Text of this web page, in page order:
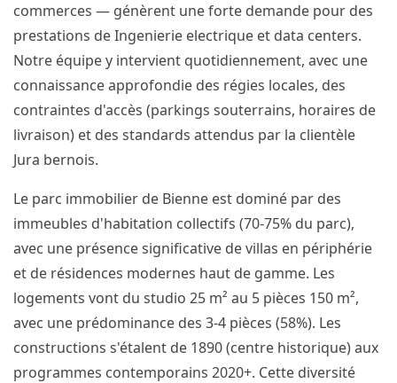
commerces — génèrent une forte demande pour des
prestations de Ingenierie electrique et data centers.
Notre équipe y intervient quotidiennement, avec une
connaissance approfondie des régies locales, des
contraintes d'accès (parkings souterrains, horaires de
livraison) et des standards attendus par la clientèle
Jura bernois.
Le parc immobilier de Bienne est dominé par des
immeubles d'habitation collectifs (70-75% du parc),
avec une présence significative de villas en périphérie
et de résidences modernes haut de gamme. Les
logements vont du studio 25 m² au 5 pièces 150 m²,
avec une prédominance des 3-4 pièces (58%). Les
constructions s'étalent de 1890 (centre historique) aux
programmes contemporains 2020+. Cette diversité